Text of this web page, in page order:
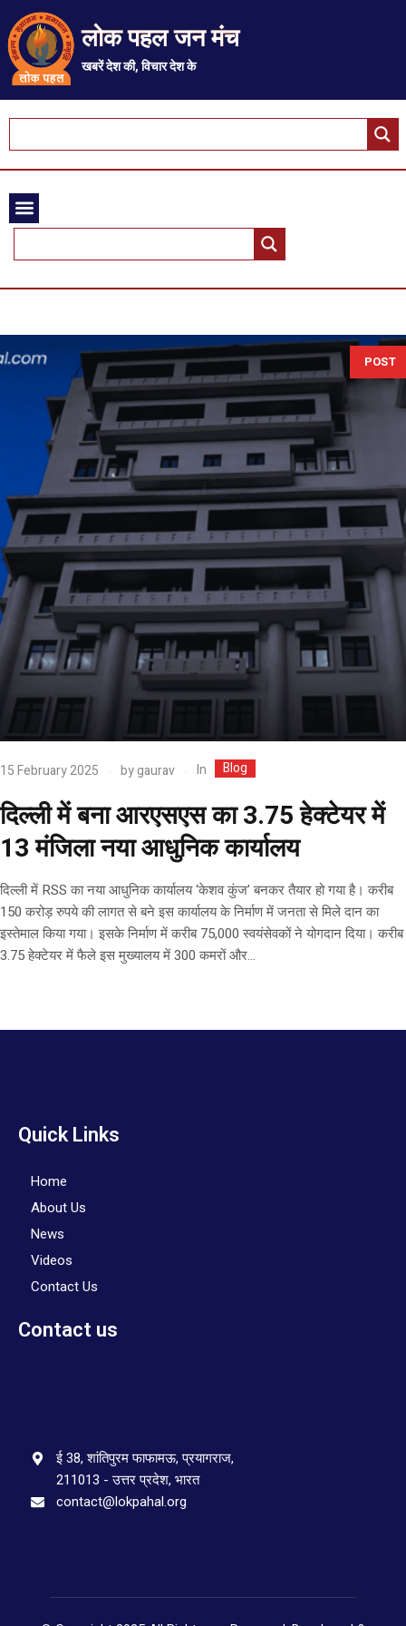
लोक पहल जन मंच
खबरें देश की, विचार देश के
POST
15 February 2025 bygaurav In Blog
दिल्ली में बना आरएसएस का 3.75 हेक्टेयर में
13 मंजिला नया आधुनिक कार्यालय
दिल्ली में RSS का नया आधुनिक कार्यालय ‘केशव कुंज’ बनकर तैयार हो गया है। करीब
150 करोड़ रुपये की लागत से बने इस कार्यालय के निर्माण में जनता से मिले दान का
इस्तेमाल किया गया। इसके निर्माण में करीब 75,000 स्वयंसेवकों ने योगदान दिया। करीब
3.75 हेक्टेयर में फैले इस मुख्यालय में 300 कमरों और...
Quick Links
Home
About Us
News
Videos
Contact Us
Contact us
ई 38, शांतिपुरम फाफामऊ, प्रयागराज,
211013 - उत्तर प्रदेश, भारत
contact@lokpahal.org